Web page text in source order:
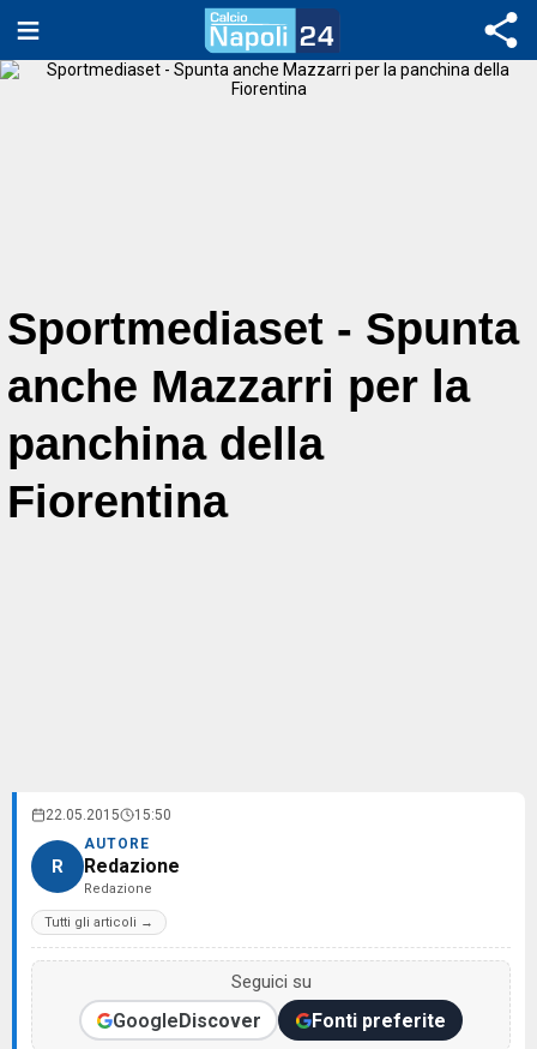
Sportmediaset - Spunta
anche Mazzarri per la
panchina della
Fiorentina
22.05.2015 15:50
R
AUTORE
Redazione
Redazione
Tutti gli articoli →
Seguici su
GoogleDiscover Fonti preferite